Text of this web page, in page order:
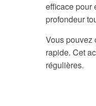
efficace pour
profondeur
Vous pouvez
rapide. Cet
régulières.